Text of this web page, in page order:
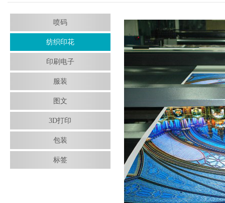
喷码
纺织印花
印刷电子
服装
图文
3D打印
包装
标签